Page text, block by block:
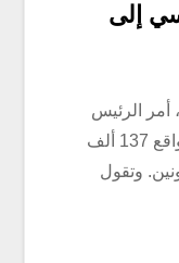
إلى
أمر الرئيس
الروسي بوتين بزيادة عدد أفراد الجيش بواقع 137 ألف
مليونين. وتقول